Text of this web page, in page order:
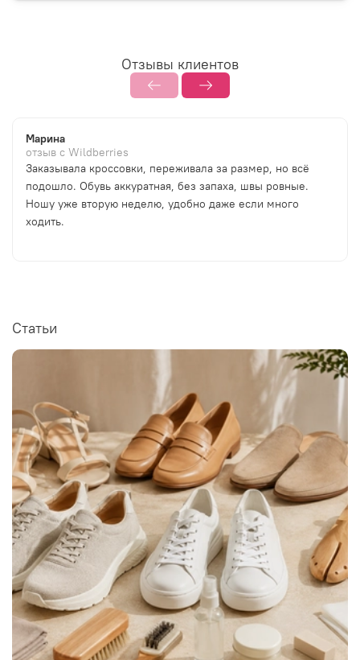
Отзывы клиентов
Марина
отзыв с Wildberries
Заказывала кроссовки, переживала за размер, но всё
подошло. Обувь аккуратная, без запаха, швы ровные.
Ношу уже вторую неделю, удобно даже если много
ходить.
Статьи